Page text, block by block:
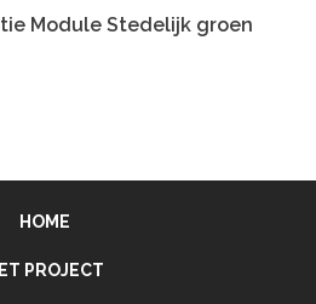
Module Stedelijk groen
HOME
PROJECT